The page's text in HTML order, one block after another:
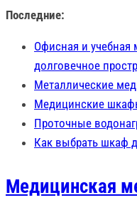
Перейти
содержимому
Последние:
Офисная и учебная
долговечное
Металлические
Медицинские
Проточные
Как выбрать шкаф
Медицинская